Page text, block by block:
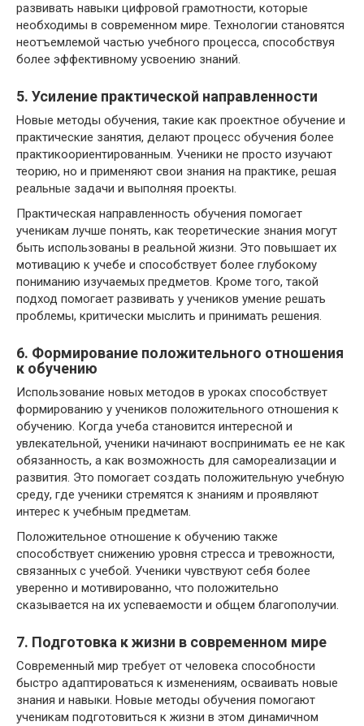
развивать навыки цифровой грамотности, которые
необходимы в современном мире. Технологии становятся
неотъемлемой частью учебного процесса, способствуя
более эффективному усвоению знаний.
5. Усиление практической направленности
Новые методы обучения, такие как проектное обучение и
практические занятия, делают процесс обучения более
практикоориентированным. Ученики не просто изучают
теорию, но и применяют свои знания на практике, решая
реальные задачи и выполняя проекты.
Практическая направленность обучения помогает
ученикам лучше понять, как теоретические знания могут
быть использованы в реальной жизни. Это повышает их
мотивацию к учебе и способствует более глубокому
пониманию изучаемых предметов. Кроме того, такой
подход помогает развивать у учеников умение решать
проблемы, критически мыслить и принимать решения.
6. Формирование положительного отношения
к обучению
Использование новых методов в уроках способствует
формированию у учеников положительного отношения к
обучению. Когда учеба становится интересной и
увлекательной, ученики начинают воспринимать ее не как
обязанность, а как возможность для самореализации и
развития. Это помогает создать положительную учебную
среду, где ученики стремятся к знаниям и проявляют
интерес к учебным предметам.
Положительное отношение к обучению также
способствует снижению уровня стресса и тревожности,
связанных с учебой. Ученики чувствуют себя более
уверенно и мотивированно, что положительно
сказывается на их успеваемости и общем благополучии.
7. Подготовка к жизни в современном мире
Современный мир требует от человека способности
быстро адаптироваться к изменениям, осваивать новые
знания и навыки. Новые методы обучения помогают
ученикам подготовиться к жизни в этом динамичном